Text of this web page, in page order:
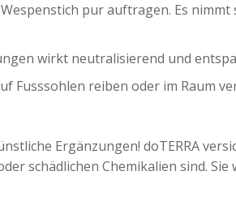
pur auftragen. Es nimmt
wirkt neutralisierend und
Fusssohlen reiben oder im Raum
Ergänzungen! doTERRA
schädlichen Chemikalien sind.